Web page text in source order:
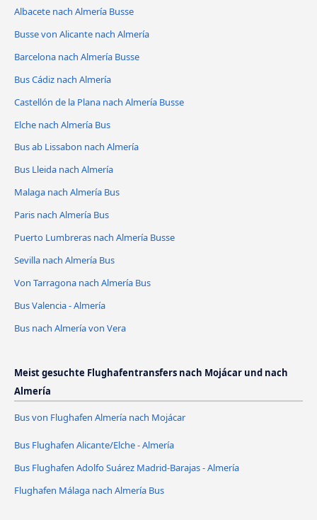
Albacete nach Almería Busse
Busse von Alicante nach Almería
Barcelona nach Almería Busse
Bus Cádiz nach Almería
Castellón de la Plana nach Almería Busse
Elche nach Almería Bus
Bus ab Lissabon nach Almería
Bus Lleida nach Almería
Malaga nach Almería Bus
Paris nach Almería Bus
Puerto Lumbreras nach Almería Busse
Sevilla nach Almería Bus
Von Tarragona nach Almería Bus
Bus Valencia - Almería
Bus nach Almería von Vera
Meist gesuchte Flughafentransfers nach Mojácar und nach
Almería
Bus von Flughafen Almería nach Mojácar
Bus Flughafen Alicante/Elche - Almería
Bus Flughafen Adolfo Suárez Madrid-Barajas - Almería
Flughafen Málaga nach Almería Bus